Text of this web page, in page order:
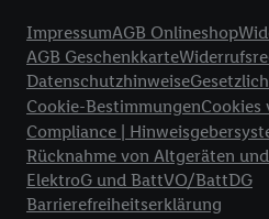
ImpressumAGB Onlineshop
AGB Geschenkkarte
Datenschutzhinweise
Cookie-BestimmungenCookies
Compliance |
Rücknahme von Altgeräten
ElektroG und BattVO/BattDG
Barrierefreiheitserklärung